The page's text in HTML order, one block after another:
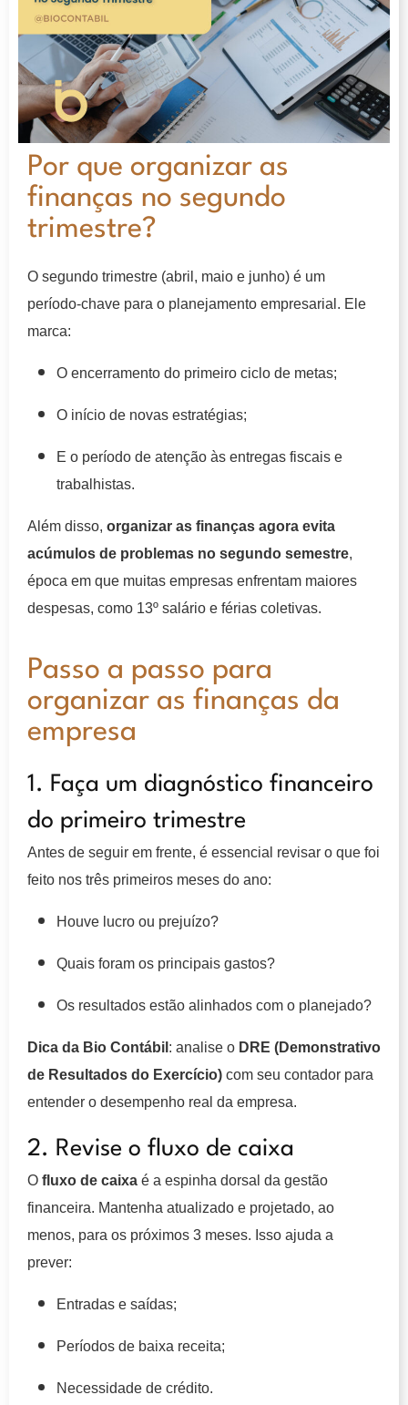
Por que organizar as
finanças no segundo
trimestre?
O segundo trimestre (abril, maio e junho) é um
período-chave para o planejamento empresarial. Ele
marca:
O encerramento do primeiro ciclo de metas;
O início de novas estratégias;
E o período de atenção às entregas fiscais e
trabalhistas.
Além disso, organizar as finanças agora evita
acúmulos de problemas no segundo semestre,
época em que muitas empresas enfrentam maiores
despesas, como 13º salário e férias coletivas.
Passo a passo para
organizar as finanças da
empresa
1. Faça um diagnóstico financeiro
do primeiro trimestre
Antes de seguir em frente, é essencial revisar o que foi
feito nos três primeiros meses do ano:
Houve lucro ou prejuízo?
Quais foram os principais gastos?
Os resultados estão alinhados com o planejado?
Dica da Bio Contábil : analise o DRE (Demonstrativo
de Resultados do Exercício) com seu contador para
entender o desempenho real da empresa.
2. Revise o fluxo de caixa
O fluxo de caixa é a espinha dorsal da gestão
financeira. Mantenha atualizado e projetado, ao
menos, para os próximos 3 meses. Isso ajuda a
prever:
Entradas e saídas;
Períodos de baixa receita;
Necessidade de crédito.